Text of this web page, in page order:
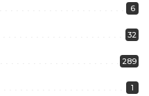
6
32
289
1